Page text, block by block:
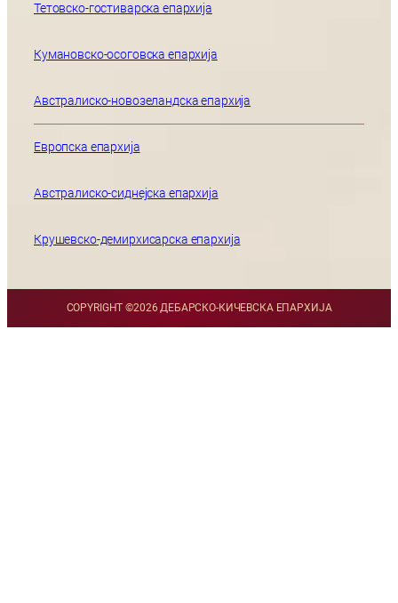
Тетовско-гостиварска епархија
Кумановско-осоговска епархија
Австралиско-новозеландска епархија
Европска епархија
Австралиско-сиднејска епархија
Крушевско-демирхисарска епархија
COPYRIGHT ©2026 ДЕБАРСКО-КИЧЕВСКА ЕПАРХИЈА